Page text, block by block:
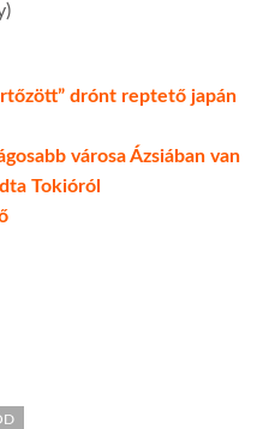
drónt reptető japán
városa Ázsiában van
Tokióról